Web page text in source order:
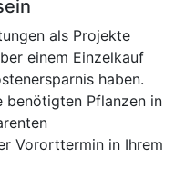
als Projekte
einem Einzelkauf
haben.
benötigten Pflanzen in
Vororttermin in Ihrem